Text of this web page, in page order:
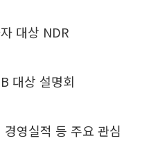
대상 NDR
대상 설명회
영실적 등 주요 관심